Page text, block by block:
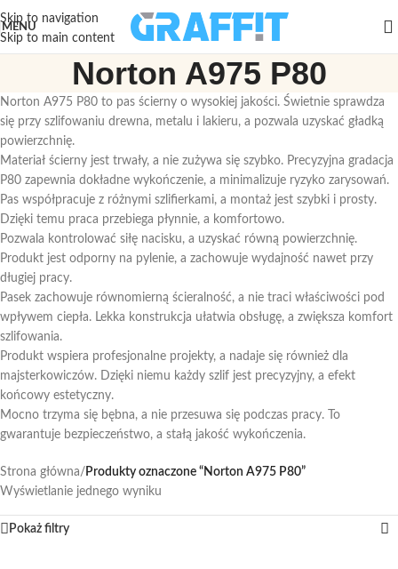
Skip to navigation
Skip to main content
MENU
Norton A975 P80
Norton A975 P80 to pas ścierny o wysokiej jakości. Świetnie sprawdza
się przy szlifowaniu drewna, metalu i lakieru, a pozwala uzyskać gładką
powierzchnię.
Materiał ścierny jest trwały, a nie zużywa się szybko. Precyzyjna gradacja
P80 zapewnia dokładne wykończenie, a minimalizuje ryzyko zarysowań.
Pas współpracuje z różnymi szlifierkami, a montaż jest szybki i prosty.
Dzięki temu praca przebiega płynnie, a komfortowo.
Pozwala kontrolować siłę nacisku, a uzyskać równą powierzchnię.
Produkt jest odporny na pylenie, a zachowuje wydajność nawet przy
długiej pracy.
Pasek zachowuje równomierną ścieralność, a nie traci właściwości pod
wpływem ciepła. Lekka konstrukcja ułatwia obsługę, a zwiększa komfort
szlifowania.
Produkt wspiera profesjonalne projekty, a nadaje się również dla
majsterkowiczów. Dzięki niemu każdy szlif jest precyzyjny, a efekt
końcowy estetyczny.
Mocno trzyma się bębna, a nie przesuwa się podczas pracy. To
gwarantuje bezpieczeństwo, a stałą jakość wykończenia.
Strona główna/ Produkty oznaczone “Norton A975 P80”
Wyświetlanie jednego wyniku
Pokaż filtry